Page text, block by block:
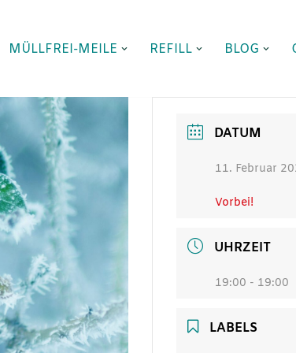
MÜLLFREI-MEILE REFILL BLOG
DATUM
11. Februar
Vorbei!
UHRZEIT
19:00 - 19:00
LABELS